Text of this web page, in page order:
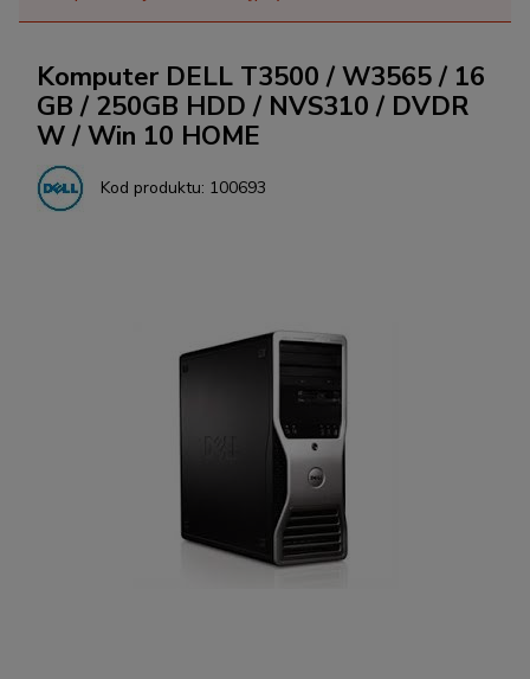
Komputer DELL T3500 / W3565 / 16
GB / 250GB HDD / NVS310 / DVDR
W / Win 10 HOME
Kod produktu: 100693